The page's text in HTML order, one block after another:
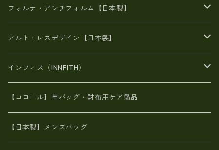
メタリック
スエード
メタリック
６号蝋引き帆布
豊岡製品
エナメルクロコ
がま口
斜め掛け
二つ折り財布
がま口財布
スペインレザー
長財布
スペインレザー
佐賀牛革
L字ファスナー財布
スペインレザー
革友禅染め
ポーチ
ヌメ革
財布ショルダー
フォルナ・アンチフォルム【日本製】
BAG
財布・小物
アルト・レスデザイン【日本製】
BAG
財布・小物
インフィス（INNFITH）
BAG
財布・小物
【コロニル】革バッグ・財布用ケア製品
【日本製】メンズバッグ